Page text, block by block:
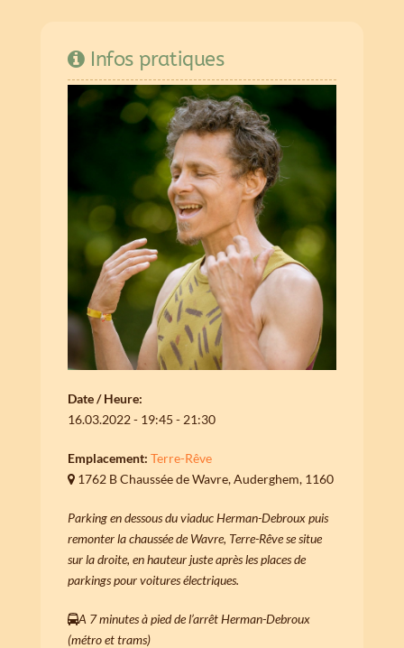
Infos pratiques
Date / Heure:
16.03.2022 - 19:45 - 21:30
Emplacement: Terre-Rêve
1762 B Chaussée de Wavre, Auderghem, 1160
Parking en dessous du viaduc Herman-Debroux puis
remonter la chaussée de Wavre, Terre-Rêve se situe
sur la droite, en hauteur juste après les places de
parkings pour voitures électriques.
A 7 minutes à pied de l’arrêt Herman-Debroux
(métro et trams)